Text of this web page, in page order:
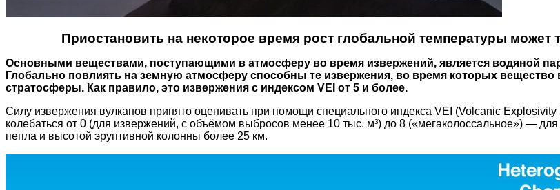
Приостановить на некоторое время рост глобальной температуры может
Основными веществами, поступающими в атмосферу во время извержений, является водяной
Глобально повлиять на земную атмосферу способны те извержения, во время которых
стратосферы. Как правило, это извержения с индексом VEI от 5 и более.
Силу извержения вулканов принято оценивать при помощи специального индекса VEI (Volcanic
колебаться от 0 (для извержений, с объёмом выбросов менее 10 тыс. м³) до 8 («мегаколоссальное») —
пепла и высотой эруптивной колонны более 25 км.